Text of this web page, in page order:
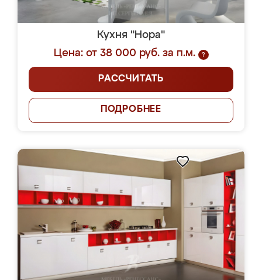
Кухня "Нора"
Цена: от 38 000 руб. за п.м.
?
РАССЧИТАТЬ
ПОДРОБНЕЕ